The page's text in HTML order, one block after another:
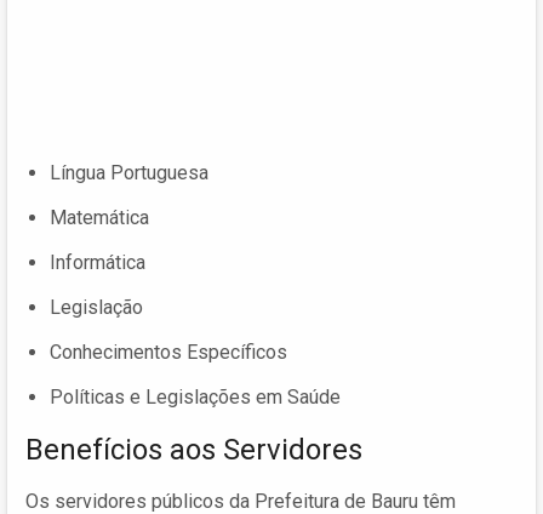
Língua Portuguesa
Matemática
Informática
Legislação
Conhecimentos Específicos
Políticas e Legislações em Saúde
Benefícios aos Servidores
Os servidores públicos da Prefeitura de Bauru têm